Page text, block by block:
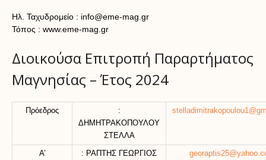
Ηλ. Ταχυδρομείο : info@eme-mag.gr
Τόπος : www.eme-mag.gr
Διοικούσα Επιτροπή Παραρτήματος
Μαγνησίας – Έτος 2024
Πρόεδρος
:
ΔΗΜΗΤΡΑΚΟΠΟΥΛΟΥ
ΣΤΕΛΛΑ
Α’
: ΡΑΠΤΗΣ ΓΕΩΡΓΙΟΣ